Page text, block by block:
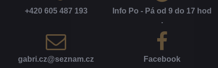
+420 605 487 193
Info Po - Pá od 9 do 17 hod​
.
gabri​.cz​@seznam​.cz Facebook